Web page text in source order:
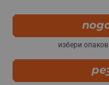
избери